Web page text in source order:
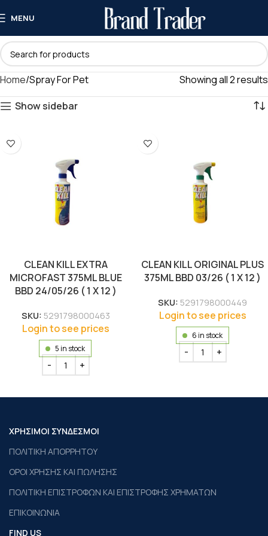
MENU
Home Spray For Pet
Showing all 2 results
Show sidebar
CLEAN KILL EXTRA
MICROFAST 375ML BLUE
BBD 24/05/26 ( 1 X 12 )
SKU: 5291798000463
Login to see prices
5 in stock
CLEAN KILL ORIGINAL PLUS
375ML BBD 03/26 ( 1 X 12 )
SKU: 5291798000449
Login to see prices
6 in stock
ΧΡΗΣΙΜΟΙ ΣΥΝΔΕΣΜΟΙ
ΠΟΛΙΤΙΚΗ ΑΠΟΡΡΗΤΟΥ
ΟΡΟΙ ΧΡΗΣΗΣ ΚΑΙ ΠΩΛΗΣΗΣ
ΠΟΛΙΤΙΚΗ ΕΠΙΣΤΡΟΦΩΝ ΚΑΙ ΕΠΙΣΤΡΟΦΗΣ ΧΡΗΜΑΤΩΝ
ΕΠΙΚΟΙΝΩΝΙΑ
FIND US